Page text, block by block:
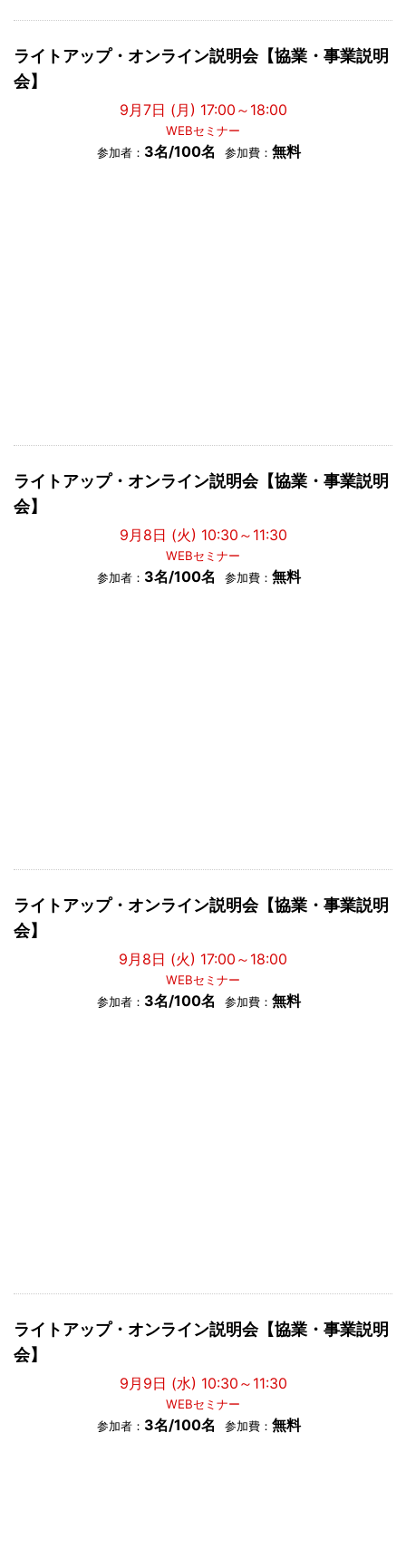
ライトアップ・オンライン説明会【協業・事業説明
会】
9月7日 (月) 17:00～18:00
WEBセミナー
参加者： 3名/100名 参加費： 無料
ライトアップ・オンライン説明会【協業・事業説明
会】
9月8日 (火) 10:30～11:30
WEBセミナー
参加者： 3名/100名 参加費： 無料
ライトアップ・オンライン説明会【協業・事業説明
会】
9月8日 (火) 17:00～18:00
WEBセミナー
参加者： 3名/100名 参加費： 無料
ライトアップ・オンライン説明会【協業・事業説明
会】
9月9日 (水) 10:30～11:30
WEBセミナー
参加者： 3名/100名 参加費： 無料